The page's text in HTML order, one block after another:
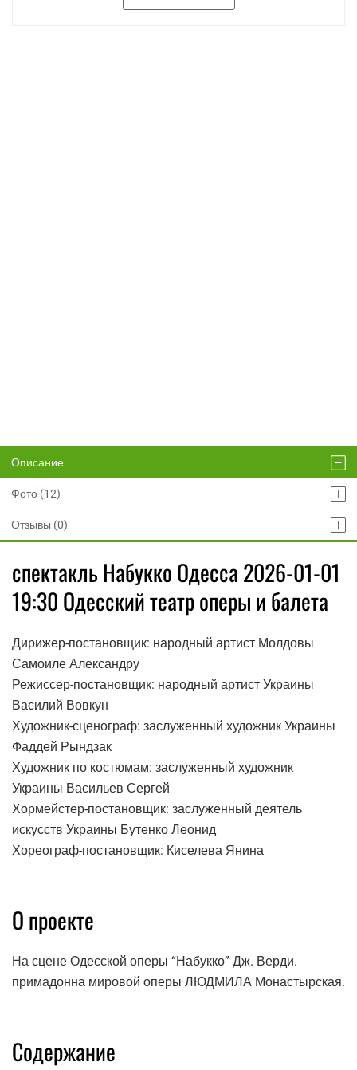
Описание
Фото (12)
Отзывы (0)
спектакль Набукко Одесса 2026-01-01
19:30 Одесский театр оперы и балета
Дирижер-постановщик: народный артист Молдовы
Самоиле Александру
Режиссер-постановщик: народный артист Украины
Василий Вовкун
Художник-сценограф: заслуженный художник Украины
Фаддей Рындзак
Художник по костюмам: заслуженный художник
Украины Васильев Сергей
Хормейстер-постановщик: заслуженный деятель
искусств Украины Бутенко Леонид
Хореограф-постановщик: Киселева Янина
О проекте
На сцене Одесской оперы “Набукко” Дж. Верди.
примадонна мировой оперы ЛЮДМИЛА Монастырская.
Содержание